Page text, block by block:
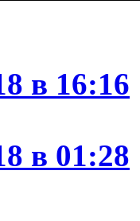
в 16:16
в 01:28